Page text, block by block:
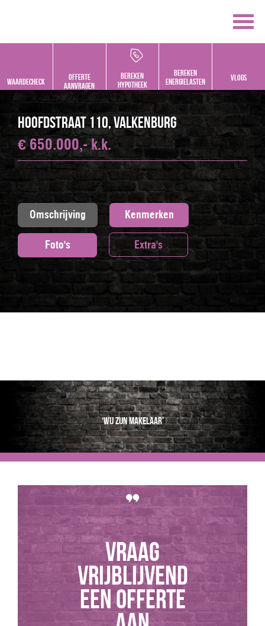
Hoofdstraat 110, VALKENBURG
€ 650.000,- k.k.
Omschrijving Kenmerken
Foto's Extra's
‘Wij zijn makelaar’
Vraag
vrijblijvend
een offerte
Waardecheck
offerte
aanvragen
bereken
hypotheek
Bereken
energielasten
vlogs